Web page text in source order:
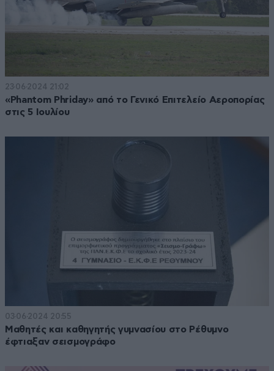
23·06·2024 21:02
«Phantom Phriday» από το Γενικό Επιτελείο Αεροπορίας
στις 5 Ιουλίου
03·06·2024 20:55
Μαθητές και καθηγητής γυμνασίου στο Ρέθυμνο
έφτιαξαν σεισμογράφο